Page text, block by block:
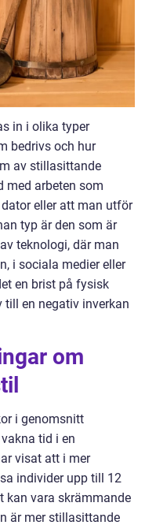
in i olika typer
bedrivs och hur
av stillasittande
med arbeten som
eller att man utför
typ är den som är
teknologi, där man
i sociala medier eller
en brist på fysisk
till en negativ inverkan
om
i genomsnitt
tid i en
visat att i mer
individer upp till 12
kan vara skrämmande
är mer stillasittande